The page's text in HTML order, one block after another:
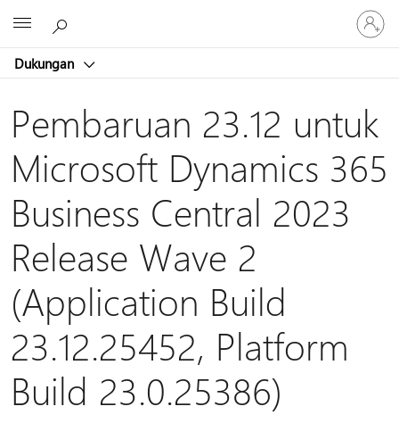
Dukungan
Masuk
ke
akun
Pembaruan 23.12 untuk
Microsoft Dynamics 365
Business Central 2023
Release Wave 2
(Application Build
23.12.25452, Platform
Build 23.0.25386)